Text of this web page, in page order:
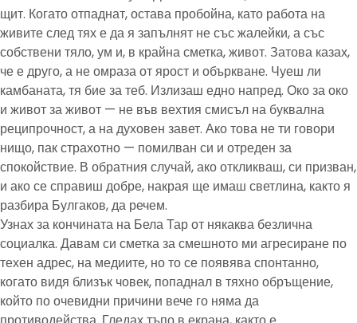
щит. Когато отпаднат, остава пробойна, като работа на
живите след тях е да я запълнят не със жалейки, а със
собствени тяло, ум и, в крайна сметка, живот. Затова казах,
че е друго, а не омраза от ярост и объркване. Чуеш ли
камбаната, тя бие за теб. Излизаш едно напред. Око за око
и живот за живот — не във вехтия смисъл на буквална
реципрочност, а на духовен завет. Ако това не ти говори
нищо, пак страхотно — помилван си и отреден за
спокойствие. В обратния случай, ако откликваш, си призван,
и ако се справиш добре, накрая ще имаш светлина, както я
разбира Булгаков, да речем.
Узнах за кончината на Бела Тар от някаква безлична
социалка. Давам си сметка за смешното ми агресиране по
техен адрес, на медиите, но то се появява спонтанно,
когато видя близък човек, попаднал в тяхно обръщение,
който по очевидни причини вече го няма да